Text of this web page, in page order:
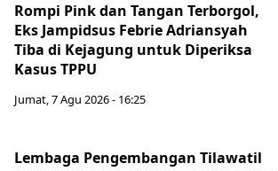
Rompi Pink dan Tangan Terborgol,
Eks Jampidsus Febrie Adriansyah
Tiba di Kejagung untuk Diperiksa
Kasus TPPU
Jumat, 7 Agu 2026 - 16:25
Lembaga Pengembangan Tilawatil